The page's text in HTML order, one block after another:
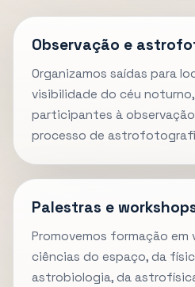
Observação e
Organizamos saídas para
visibilidade do céu
participantes à
processo de
Palestras e
Promovemos formação em
ciências do espaço, da
astrobiologia, da